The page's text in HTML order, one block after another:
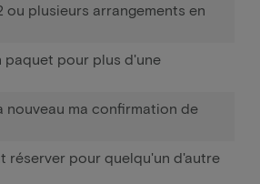
ou plusieurs arrangements en
paquet pour plus d'une
nouveau ma confirmation de
réserver pour quelqu'un d'autre